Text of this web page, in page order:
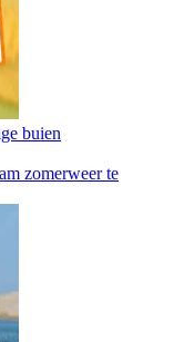
buien
zomerweer te